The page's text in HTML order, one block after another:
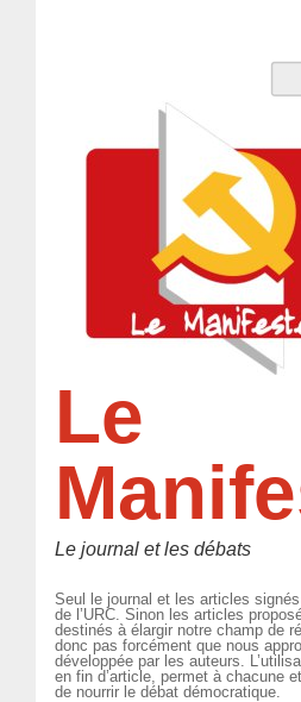
Le
Le journal et les débats
Seul le journal et les articles
de l’URC. Sinon les articles
destinés à élargir notre champ de
donc pas forcément que nous
développée par les auteurs.
en fin d’article, permet à chacune
de nourrir le débat démocratique.